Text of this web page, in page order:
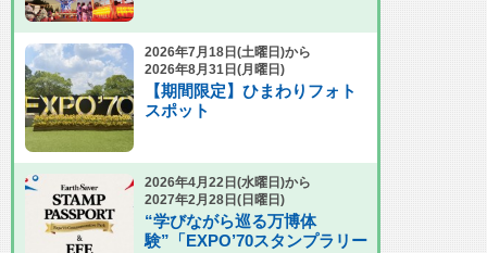
2026年7月18日(土曜日)から
2026年8月31日(月曜日)
【期間限定】ひまわりフォト
スポット
2026年4月22日(水曜日)から
2027年2月28日(日曜日)
“学びながら巡る万博体
験”「EXPO’70スタンプラリー